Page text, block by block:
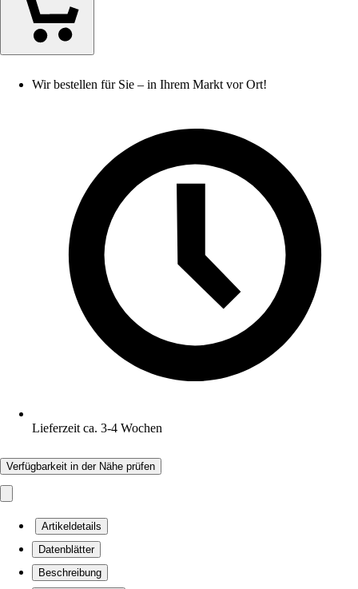
Wir bestellen für Sie – in Ihrem Markt vor Ort!
Lieferzeit ca. 3-4 Wochen
Verfügbarkeit in der Nähe prüfen
Artikeldetails
Datenblätter
Beschreibung